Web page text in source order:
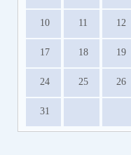
10 11 12
17 18 19
24 25 26
31